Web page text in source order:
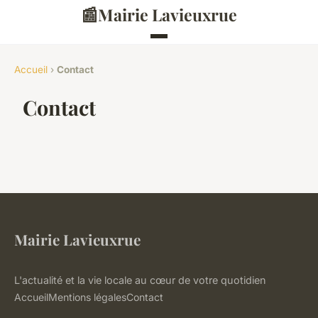
📰Mairie Lavieuxrue
Accueil › Contact
Contact
Mairie Lavieuxrue
L'actualité et la vie locale au cœur de votre quotidien
AccueilMentions légalesContact